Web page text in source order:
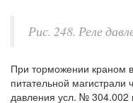
Рис. 248. Реле
При торможении краном
питательной
давления усл. № 304.002